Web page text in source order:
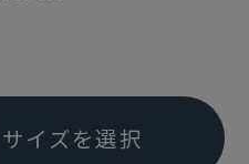
イズを選択